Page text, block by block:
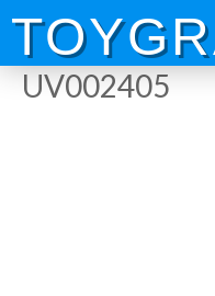
Skip
content
UV002405